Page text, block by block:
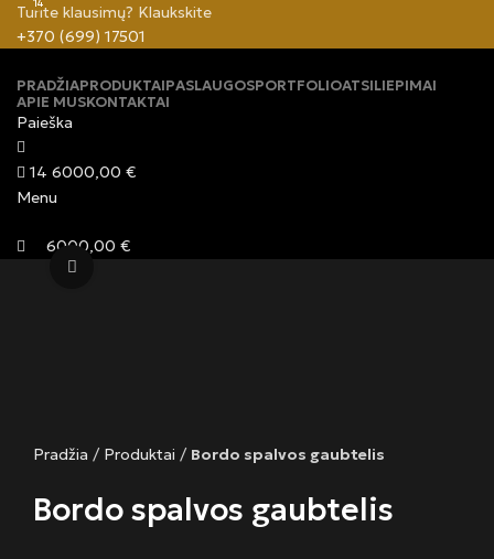
Turite klausimų? Klaukskite
+370 (699) 17501
PRADŽIAPRODUKTAIPASLAUGOSPORTFOLIOATSILIEPIMAI
APIE MUSKONTAKTAI
Paieška
14 6000,00 €
Menu
14
6000,00 €
Pradžia / Produktai / Bordo spalvos gaubtelis
Bordo spalvos gaubtelis